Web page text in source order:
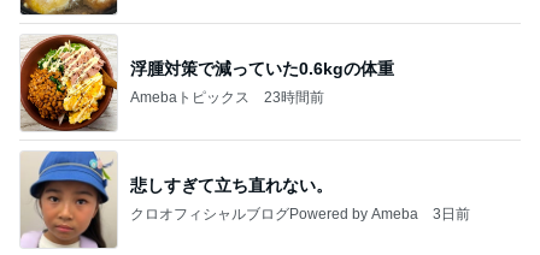
浮腫対策で減っていた0.6kgの体重
Amebaトピックス 23時間前
悲しすぎて立ち直れない。
クロオフィシャルブログPowered by Ameba 3日前